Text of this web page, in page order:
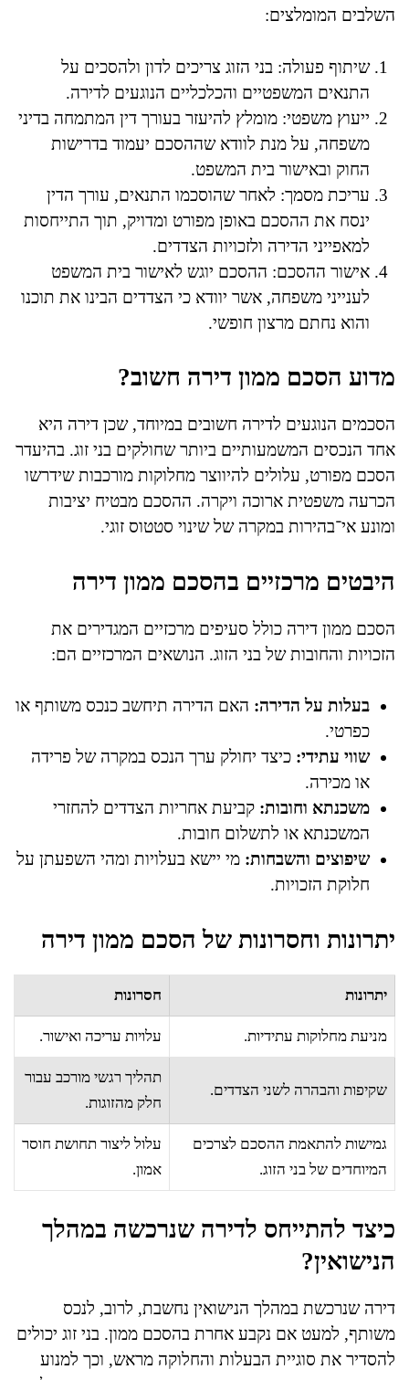
השלבים המומלצים:
שיתוף פעולה: בני הזוג צריכים לדון ולהסכים על
התנאים המשפטיים והכלכליים הנוגעים לדירה.
ייעוץ משפטי: מומלץ להיעזר בעורך דין המתמחה בדיני
משפחה, על מנת לוודא שההסכם יעמוד בדרישות
החוק ובאישור בית המשפט.
עריכת מסמך: לאחר שהוסכמו התנאים, עורך הדין
ינסח את ההסכם באופן מפורט ומדויק, תוך התייחסות
למאפייני הדירה ולזכויות הצדדים.
אישור ההסכם: ההסכם יוגש לאישור בית המשפט
לענייני משפחה, אשר יוודא כי הצדדים הבינו את תוכנו
והוא נחתם מרצון חופשי.
מדוע הסכם ממון דירה חשוב?
הסכמים הנוגעים לדירה חשובים במיוחד, שכן דירה היא
אחד הנכסים המשמעותיים ביותר שחולקים בני זוג. בהיעדר
הסכם מפורט, עלולים להיווצר מחלוקות מורכבות שידרשו
הכרעה משפטית ארוכה ויקרה. ההסכם מבטיח יציבות
ומונע אי־בהירות במקרה של שינוי סטטוס זוגי.
היבטים מרכזיים בהסכם ממון דירה
הסכם ממון דירה כולל סעיפים מרכזיים המגדירים את
הזכויות והחובות של בני הזוג. הנושאים המרכזיים הם:
בעלות על הדירה: האם הדירה תיחשב כנכס משותף או
כפרטי.
שווי עתידי: כיצד יחולק ערך הנכס במקרה של פרידה
או מכירה.
משכנתא וחובות: קביעת אחריות הצדדים להחזרי
המשכנתא או לתשלום חובות.
שיפוצים והשבחות: מי יישא בעלויות ומהי השפעתן על
חלוקת הזכויות.
יתרונות וחסרונות של הסכם ממון דירה
יתרונות חסרונות
מניעת מחלוקות עתידיות. עלויות עריכה ואישור.
שקיפות והבהרה לשני הצדדים.
תהליך רגשי מורכב עבור
חלק מהזוגות.
גמישות להתאמת ההסכם לצרכים
המיוחדים של בני הזוג.
עלול ליצור תחושת חוסר
אמון.
כיצד להתייחס לדירה שנרכשה במהלך
הנישואין?
דירה שנרכשת במהלך הנישואין נחשבת, לרוב, לנכס
משותף, למעט אם נקבע אחרת בהסכם ממון. בני זוג יכולים
להסדיר את סוגיית הבעלות והחלוקה מראש, וכך למנוע